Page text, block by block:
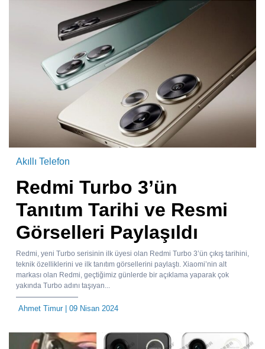
Akıllı Telefon
Redmi Turbo 3’ün
Tanıtım Tarihi ve Resmi
Görselleri Paylaşıldı
Redmi, yeni Turbo serisinin ilk üyesi olan Redmi Turbo 3’ün çıkış tarihini,
teknik özelliklerini ve ilk tanıtım görsellerini paylaştı. Xiaomi’nin alt
markası olan Redmi, geçtiğimiz günlerde bir açıklama yaparak çok
yakında Turbo adını taşıyan...
Ahmet Timur| 09 Nisan 2024